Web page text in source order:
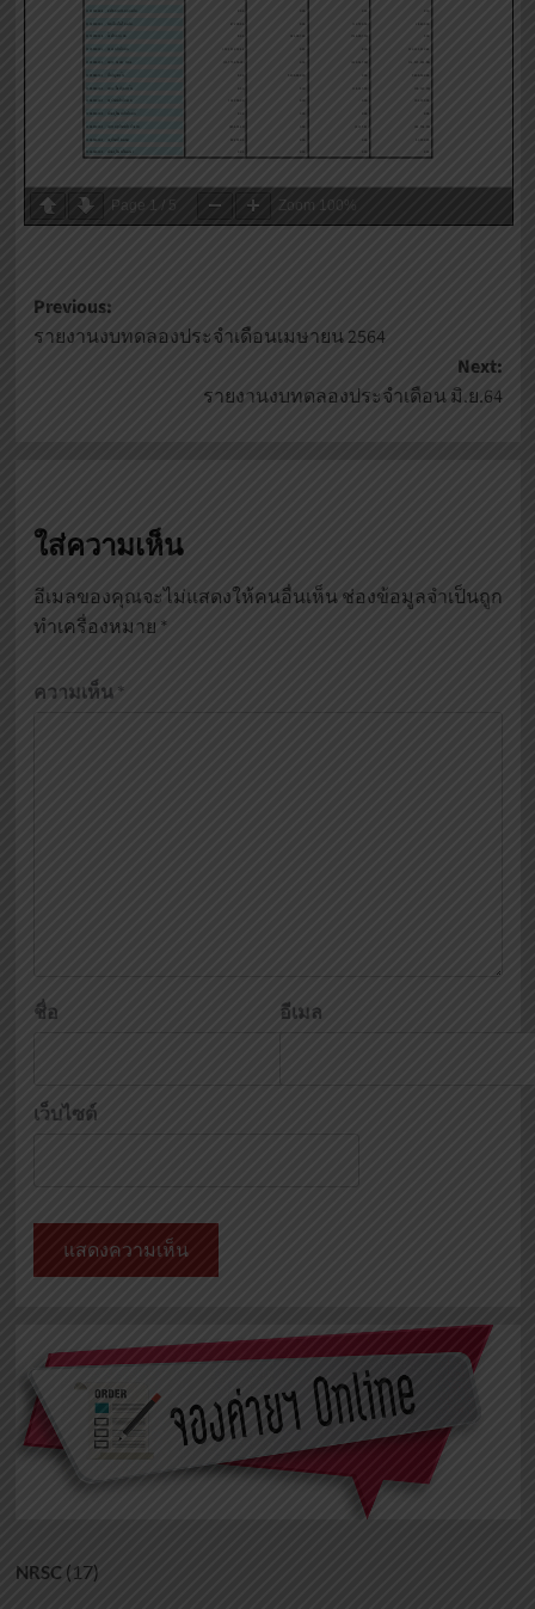
Page 1 / 5 Zoom 100%
Post
navigation
Previous:
รายงานงบทดลองประจำเดือนเมษายน 2564
Next:
รายงานงบทดลองประจำเดือน มิ.ย.64
ใส่ความเห็น
อีเมลของคุณจะไม่แสดงให้คนอื่นเห็น ช่องข้อมูลจำเป็นถูก
ทำเครื่องหมาย *
ความเห็น *
ชื่อ อีเมล
เว็บไซต์
NRSC(17)